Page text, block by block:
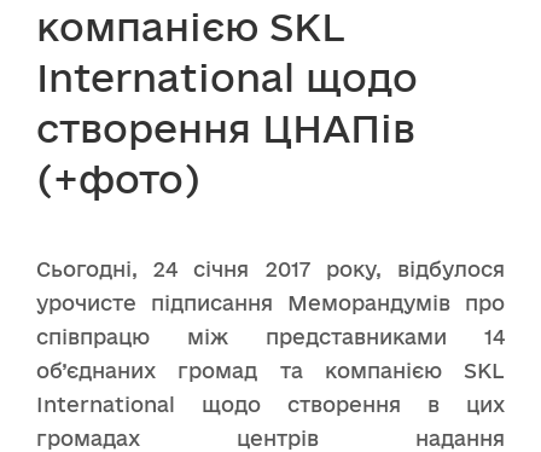
компанією SKL
International щодо
створення ЦНАПів
(+фото)
Сьогодні, 24 січня 2017 року, відбулося
урочисте підписання Меморандумів про
співпрацю між представниками 14
об’єднаних громад та компанією SKL
International щодо створення в цих
громадах центрів надання